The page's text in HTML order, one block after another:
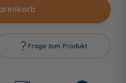
Frage zum Produkt